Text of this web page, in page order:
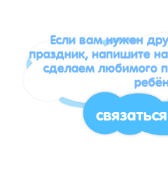
Если вам нужен
праздник, напишите
сделаем любимого